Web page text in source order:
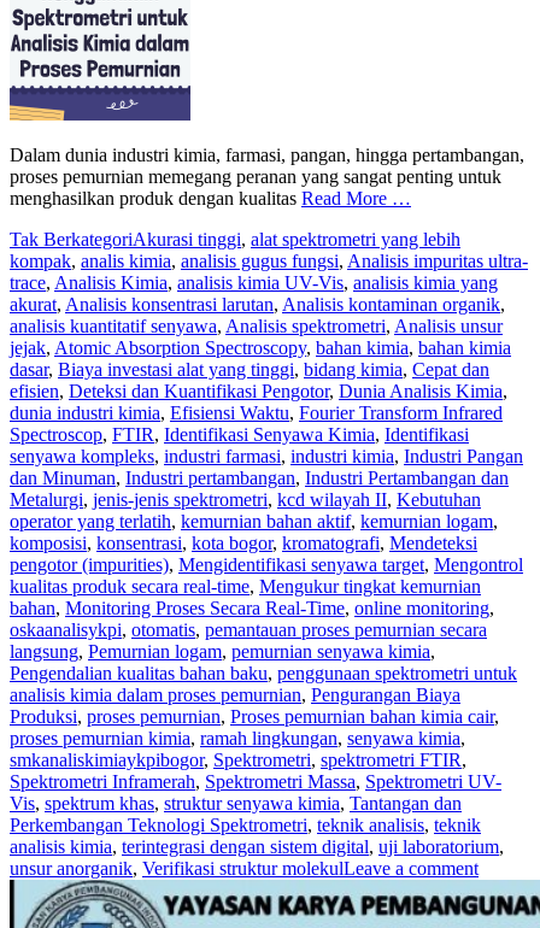
Dalam dunia industri kimia, farmasi, pangan, hingga pertambangan,
proses pemurnian memegang peranan yang sangat penting untuk
menghasilkan produk dengan kualitas Read More …
Tak BerkategoriAkurasi tinggi, alat spektrometri yang lebih
kompak, analis kimia, analisis gugus fungsi, Analisis impuritas ultra-
trace, Analisis Kimia, analisis kimia UV-Vis, analisis kimia yang
akurat, Analisis konsentrasi larutan, Analisis kontaminan organik,
analisis kuantitatif senyawa, Analisis spektrometri, Analisis unsur
jejak, Atomic Absorption Spectroscopy, bahan kimia, bahan kimia
dasar, Biaya investasi alat yang tinggi, bidang kimia, Cepat dan
efisien, Deteksi dan Kuantifikasi Pengotor, Dunia Analisis Kimia,
dunia industri kimia, Efisiensi Waktu, Fourier Transform Infrared
Spectroscop, FTIR, Identifikasi Senyawa Kimia, Identifikasi
senyawa kompleks, industri farmasi, industri kimia, Industri Pangan
dan Minuman, Industri pertambangan, Industri Pertambangan dan
Metalurgi, jenis-jenis spektrometri, kcd wilayah II, Kebutuhan
operator yang terlatih, kemurnian bahan aktif, kemurnian logam,
komposisi, konsentrasi, kota bogor, kromatografi, Mendeteksi
pengotor (impurities), Mengidentifikasi senyawa target, Mengontrol
kualitas produk secara real-time, Mengukur tingkat kemurnian
bahan, Monitoring Proses Secara Real-Time, online monitoring,
oskaanalisykpi, otomatis, pemantauan proses pemurnian secara
langsung, Pemurnian logam, pemurnian senyawa kimia,
Pengendalian kualitas bahan baku, penggunaan spektrometri untuk
analisis kimia dalam proses pemurnian, Pengurangan Biaya
Produksi, proses pemurnian, Proses pemurnian bahan kimia cair,
proses pemurnian kimia, ramah lingkungan, senyawa kimia,
smkanaliskimiaykpibogor, Spektrometri, spektrometri FTIR,
Spektrometri Inframerah, Spektrometri Massa, Spektrometri UV-
Vis, spektrum khas, struktur senyawa kimia, Tantangan dan
Perkembangan Teknologi Spektrometri, teknik analisis, teknik
analisis kimia, terintegrasi dengan sistem digital, uji laboratorium,
unsur anorganik, Verifikasi struktur molekulLeave a comment